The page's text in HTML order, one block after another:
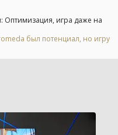
игра даже на
был потенциал, но игру